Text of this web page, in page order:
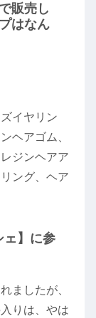
販売し
はなん
イヤリン
ヘアゴム、
ジンヘアア
ング、ヘア
ェ】に参
ましたが、
りは、やは